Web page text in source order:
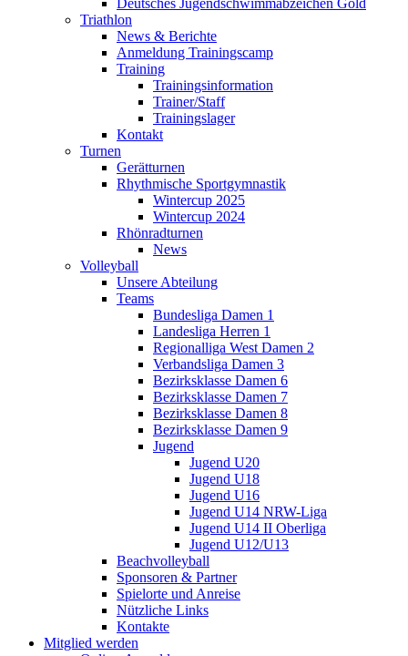
Triathlon
News & Berichte
Anmeldung Trainingscamp
Training
Trainingsinformation
Trainer/Staff
Trainingslager
Kontakt
Turnen
Gerätturnen
Rhythmische Sportgymnastik
Wintercup 2025
Wintercup 2024
Rhönradturnen
News
Volleyball
Unsere Abteilung
Teams
Bundesliga Damen 1
Landesliga Herren 1
Regionalliga West Damen 2
Verbandsliga Damen 3
Bezirksklasse Damen 6
Bezirksklasse Damen 7
Bezirksklasse Damen 8
Bezirksklasse Damen 9
Jugend
Jugend U20
Jugend U18
Jugend U16
Jugend U14 NRW-Liga
Jugend U14 II Oberliga
Jugend U12/U13
Beachvolleyball
Sponsoren & Partner
Spielorte und Anreise
Nützliche Links
Kontakte
Mitglied werden